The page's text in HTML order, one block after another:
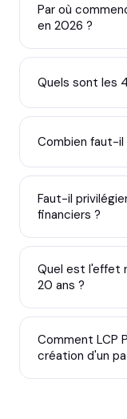
Par où
en 2026 ?
Quels sont les
Combien faut-
Faut-il
financiers ?
Quel est l'effet
20 ans ?
Comment LCP
création d'un